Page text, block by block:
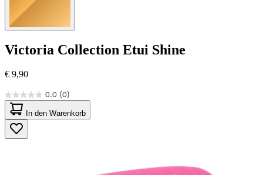
Victoria Collection Etui Shine
€ 9,90
0.0 (0)
0.0
von
5
Sternen.
In den Warenkorb